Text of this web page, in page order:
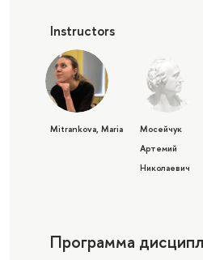
Instructors
Mitrankova, Maria
Мосейчук
Артемий
Николаевич
Программа